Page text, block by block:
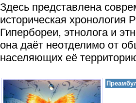
Здесь представлена
историческая хронология
Гипербореи, этнолога и
она даёт неотделимо от
населяющих её